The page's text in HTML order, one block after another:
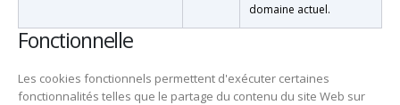
domaine actuel.
Fonctionnelle
Les cookies fonctionnels permettent d'exécuter certaines
fonctionnalités telles que le partage du contenu du site Web sur